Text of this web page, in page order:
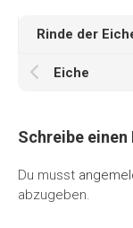
Rinde der
Eiche
Schreibe
Du musst
abzugeben.